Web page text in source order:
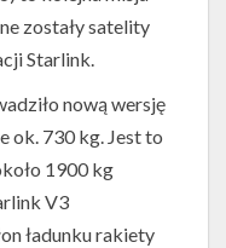
zostały satelity
Starlink.
nową wersję
ok. 730 kg. Jest to
1900 kg
V3
ładunku rakiety